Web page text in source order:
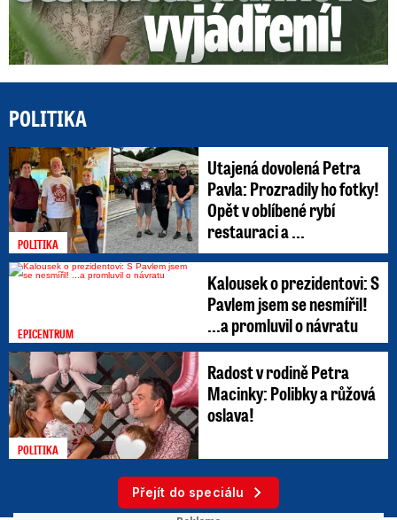
POLITIKA
POLITIKA
Utajená dovolená Petra
Pavla: Prozradily ho fotky!
Opět v oblíbené rybí
restauraci a ...
EPICENTRUM
Kalousek o prezidentovi: S
Pavlem jsem se nesmířil!
...a promluvil o návratu
POLITIKA
Radost v rodině Petra
Macinky: Polibky a růžová
oslava!
Přejít do speciálu